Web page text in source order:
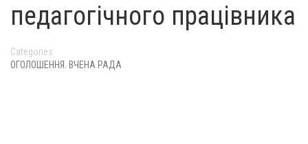
педагогічного працівника
Categories
ОГОЛОШЕННЯ. ВЧЕНА РАДА